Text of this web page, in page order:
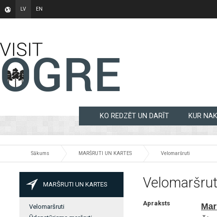
LV EN
KO REDZĒT UN DARĪT KUR
Sākums MARŠRUTI UN KARTES Velomaršruti
MARŠRUTI UN KARTES
Velomaršruti
Apraksts